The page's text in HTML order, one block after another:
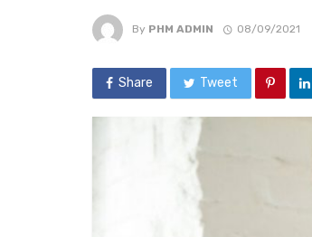
By PHM ADMIN 08/09/2021
Share Tweet